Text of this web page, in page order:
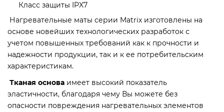
Класс защиты IPX7
Нагревательные маты серии Matrix изготовлены на
основе новейших технологических разработок с
учетом повышенных требований как к прочности и
надежности продукции, так и к ее потребительским
характеристикам.
Тканая основа имеет высокий показатель
эластичности, благодаря чему Вы можете без
опасности повреждения нагревательных элементов